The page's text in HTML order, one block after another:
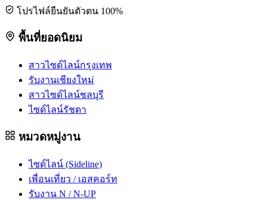
โปรไฟล์ยืนยันตัวตน 100%
พื้นที่ยอดนิยม
สาวไซด์ไลน์กรุงเทพ
รับงานเชียงใหม่
สาวไซด์ไลน์ชลบุรี
ไซด์ไลน์รัชดา
หมวดหมู่งาน
ไซด์ไลน์ (Sideline)
เพื่อนเที่ยว / เอสคอร์ท
รับงาน N / N-UP